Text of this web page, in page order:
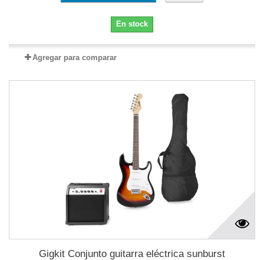
En stock
Agregar para comparar
Gigkit Conjunto guitarra eléctrica sunburst